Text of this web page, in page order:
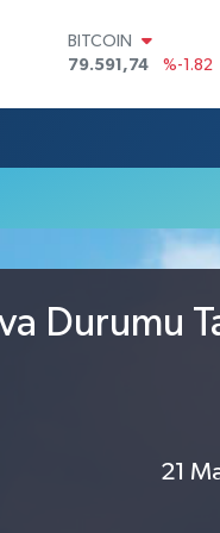
BITCOIN
79.591,74
%-1.82
45,43620
%0.02
6862,09000
Durumu
21